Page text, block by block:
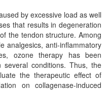
by excessive load as well
that results in degeneration
the tendon structure. Among
analgesics, anti-inflammatory
ozone therapy has been
conditions. Thus, the
the therapeutic effect of
on collagenase-induced